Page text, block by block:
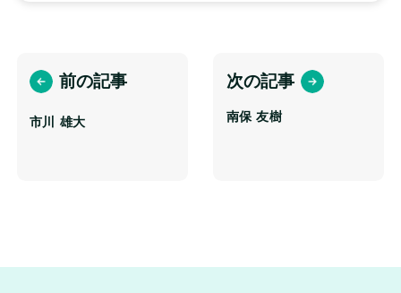
前の記事
市川 雄⼤
次の記事
南保 友樹